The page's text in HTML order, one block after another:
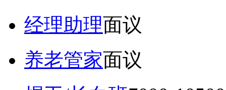
经理助理面议
养老管家面议